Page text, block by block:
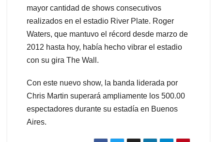
mayor cantidad de shows consecutivos
realizados en el estadio River Plate. Roger
Waters, que mantuvo el récord desde marzo de
2012 hasta hoy, había hecho vibrar el estadio
con su gira The Wall.
Con este nuevo show, la banda liderada por
Chris Martin superará ampliamente los 500.00
espectadores durante su estadía en Buenos
Aires.